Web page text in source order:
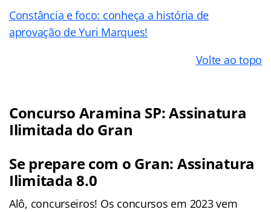
Constância e foco: conheça a história de
aprovação de Yuri Marques!
Volte ao topo
Concurso Aramina SP: Assinatura
Ilimitada do Gran
Se prepare com o Gran: Assinatura
Ilimitada 8.0
Alô, concurseiros! Os concursos em 2023 vem